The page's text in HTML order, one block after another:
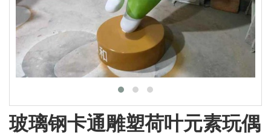
玻璃钢卡通雕塑荷叶元素玩偶